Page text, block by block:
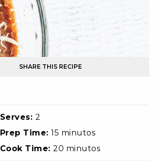
SHARE THIS RECIPE
Serves: 2
Prep Time:15 minutos
Cook Time:20 minutos